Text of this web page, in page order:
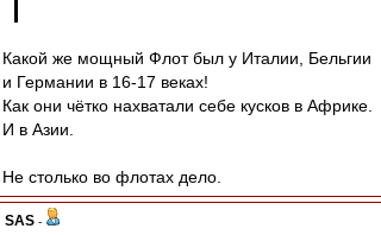
Какой же мощный Флот был у Италии, Бельгии
и Германии в 16-17 веках!
Как они чётко нахватали себе кусков в Африке.
И в Азии.
Не столько во флотах дело.
SAS -